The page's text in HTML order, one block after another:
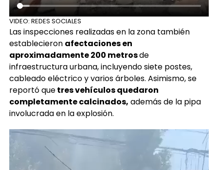
VIDEO: REDES SOCIALES
Las inspecciones realizadas en la zona también
establecieron afectaciones en
aproximadamente 200 metrosde
infraestructura urbana, incluyendo siete postes,
cableado eléctrico y varios árboles. Asimismo, se
reportó quetres vehículos quedaron
completamente calcinados, además de la pipa
involucrada en la explosión.